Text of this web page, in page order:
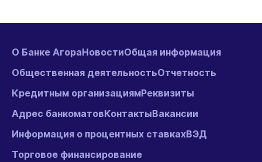
О Банке АгораНовостиОбщая информация
Общественная деятельностьОтчетность
Кредитным организациямРеквизиты
Адрес банкоматовКонтактыВакансии
Информация о процентных ставкахВЭД
Торговое финансирование